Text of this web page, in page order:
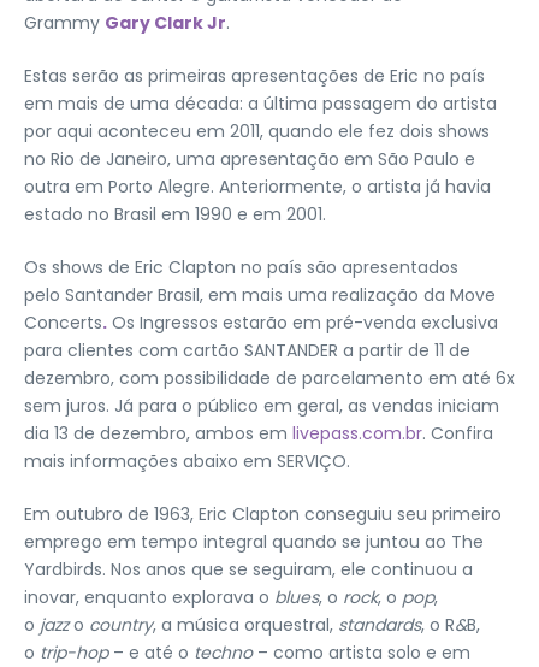
Grammy Gary Clark Jr.
Estas serão as primeiras apresentações de Eric no país
em mais de uma década: a última passagem do artista
por aqui aconteceu em 2011, quando ele fez dois shows
no Rio de Janeiro, uma apresentação em São Paulo e
outra em Porto Alegre. Anteriormente, o artista já havia
estado no Brasil em 1990 e em 2001.
Os shows de Eric Clapton no país são apresentados
pelo Santander Brasil, em mais uma realização da Move
Concerts. Os Ingressos estarão em pré-venda exclusiva
para clientes com cartão SANTANDER a partir de 11 de
dezembro, com possibilidade de parcelamento em até 6x
sem juros. Já para o público em geral, as vendas iniciam
dia 13 de dezembro, ambos em livepass.com.br. Confira
mais informações abaixo em SERVIÇO.
Em outubro de 1963, Eric Clapton conseguiu seu primeiro
emprego em tempo integral quando se juntou ao The
Yardbirds. Nos anos que se seguiram, ele continuou a
inovar, enquanto explorava o blues, o rock, o pop,
o jazzo country, a música orquestral, standards, o R&B,
o trip-hop– e até o techno– como artista solo e em